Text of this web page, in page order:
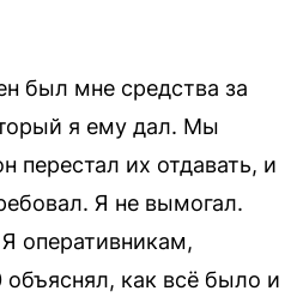
был мне средства за
я ему дал. Мы
перестал их отдавать, и
Я не вымогал.
оперативникам,
как всё было и